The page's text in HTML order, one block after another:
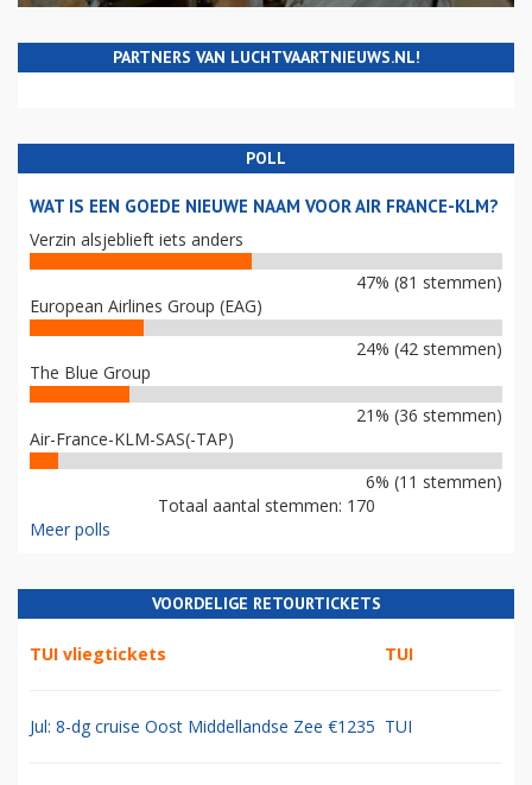
PARTNERS VAN LUCHTVAARTNIEUWS.NL!
POLL
WAT IS EEN GOEDE NIEUWE NAAM VOOR AIR FRANCE-KLM?
Verzin alsjeblieft iets anders
47% (81 stemmen)
European Airlines Group (EAG)
24% (42 stemmen)
The Blue Group
21% (36 stemmen)
Air-France-KLM-SAS(-TAP)
6% (11 stemmen)
Totaal aantal stemmen: 170
Meer polls
VOORDELIGE RETOURTICKETS
TUI vliegtickets TUI
Jul: 8-dg cruise Oost Middellandse Zee €1235 TUI